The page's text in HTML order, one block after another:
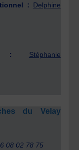
: Delphine
:
Stéphanie
du Velay
08 02 78 75